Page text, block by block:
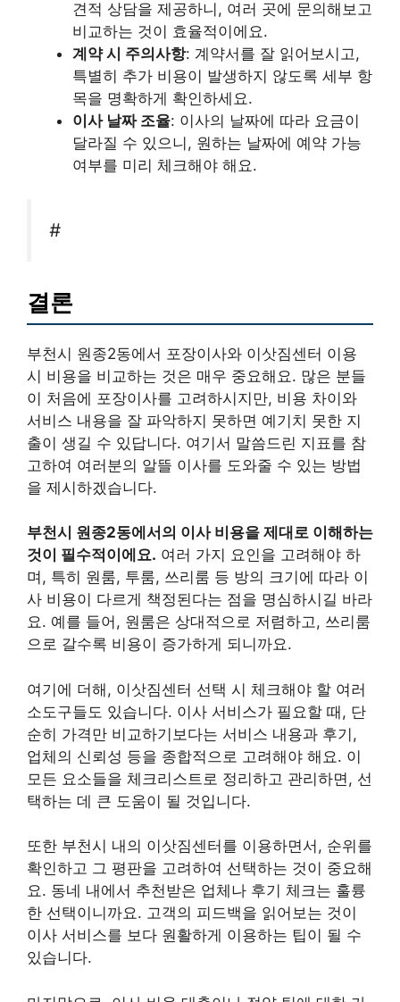
견적 상담을 제공하니, 여러 곳에 문의해보고
비교하는 것이 효율적이에요.
계약 시 주의사항: 계약서를 잘 읽어보시고,
특별히 추가 비용이 발생하지 않도록 세부 항
목을 명확하게 확인하세요.
이사 날짜 조율: 이사의 날짜에 따라 요금이
달라질 수 있으니, 원하는 날짜에 예약 가능
여부를 미리 체크해야 해요.
#
결론
부천시 원종2동에서 포장이사와 이삿짐센터 이용
시 비용을 비교하는 것은 매우 중요해요. 많은 분들
이 처음에 포장이사를 고려하시지만, 비용 차이와
서비스 내용을 잘 파악하지 못하면 예기치 못한 지
출이 생길 수 있답니다. 여기서 말씀드린 지표를 참
고하여 여러분의 알뜰 이사를 도와줄 수 있는 방법
을 제시하겠습니다.
부천시 원종2동에서의 이사 비용을 제대로 이해하는
것이 필수적이에요. 여러 가지 요인을 고려해야 하
며, 특히 원룸, 투룸, 쓰리룸 등 방의 크기에 따라 이
사 비용이 다르게 책정된다는 점을 명심하시길 바라
요. 예를 들어, 원룸은 상대적으로 저렴하고, 쓰리룸
으로 갈수록 비용이 증가하게 되니까요.
여기에 더해, 이삿짐센터 선택 시 체크해야 할 여러
소도구들도 있습니다. 이사 서비스가 필요할 때, 단
순히 가격만 비교하기보다는 서비스 내용과 후기,
업체의 신뢰성 등을 종합적으로 고려해야 해요. 이
모든 요소들을 체크리스트로 정리하고 관리하면, 선
택하는 데 큰 도움이 될 것입니다.
또한 부천시 내의 이삿짐센터를 이용하면서, 순위를
확인하고 그 평판을 고려하여 선택하는 것이 중요해
요. 동네 내에서 추천받은 업체나 후기 체크는 훌륭
한 선택이니까요. 고객의 피드백을 읽어보는 것이
이사 서비스를 보다 원활하게 이용하는 팁이 될 수
있습니다.